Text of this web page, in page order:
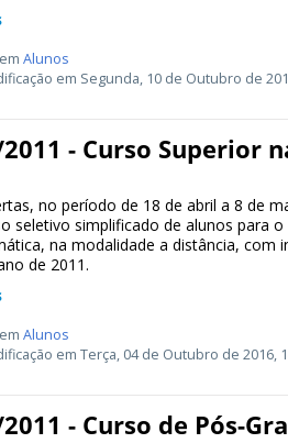
Alunos
em Segunda, 10 de Outubro de
2011 - Curso Superior
no período de 18 de abril a 8 de
seletivo simplificado de alunos para
na modalidade a distância, com
de 2011.
Alunos
em Terça, 04 de Outubro de 2016,
2011 - Curso de Pós-